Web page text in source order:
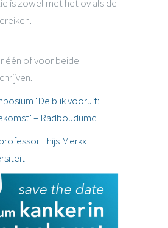
is zowel met het ov als de
één of voor beide
‘De blik vooruit:
– Radboudumc
Thijs Merkx |